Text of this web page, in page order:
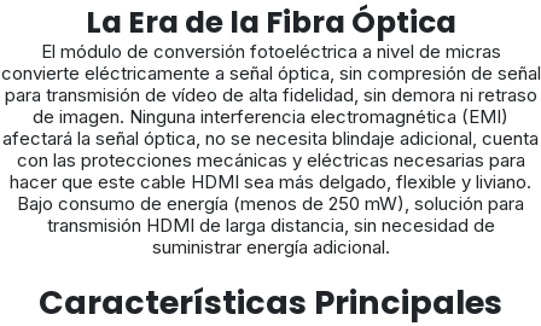
La Era de la Fibra Óptica
El módulo de conversión fotoeléctrica a nivel de micras
convierte eléctricamente a señal óptica, sin compresión de señal
para transmisión de vídeo de alta fidelidad, sin demora ni retraso
de imagen. Ninguna interferencia electromagnética (EMI)
afectará la señal óptica, no se necesita blindaje adicional, cuenta
con las protecciones mecánicas y eléctricas necesarias para
hacer que este cable HDMI sea más delgado, flexible y liviano.
Bajo consumo de energía (menos de 250 mW), solución para
transmisión HDMI de larga distancia, sin necesidad de
suministrar energía adicional.
Características Principales